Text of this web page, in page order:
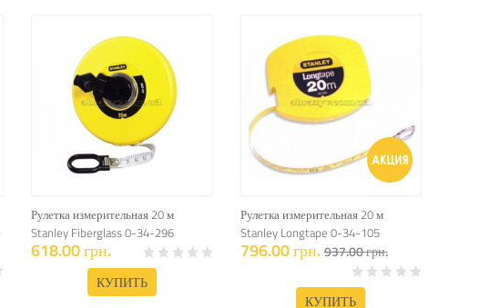
Рулетка измерительная 20 м
Stanley Fiberglass 0-34-296
618.00 грн.
КУПИТЬ
Рулетка измерительная 20 м
Stanley Longtape 0-34-105
796.00 грн.937.00 грн.
КУПИТЬ